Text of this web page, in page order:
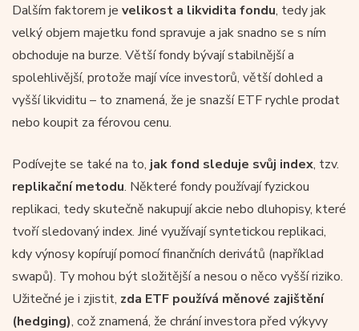
Dalším faktorem je velikost a likvidita fondu, tedy jak
velký objem majetku fond spravuje a jak snadno se s ním
obchoduje na burze. Větší fondy bývají stabilnější a
spolehlivější, protože mají více investorů, větší dohled a
vyšší likviditu – to znamená, že je snazší ETF rychle prodat
nebo koupit za férovou cenu.
Podívejte se také na to, jak fond sleduje svůj index, tzv.
replikační metodu. Některé fondy používají fyzickou
replikaci, tedy skutečně nakupují akcie nebo dluhopisy, které
tvoří sledovaný index. Jiné využívají syntetickou replikaci,
kdy výnosy kopírují pomocí finančních derivátů (například
swapů). Ty mohou být složitější a nesou o něco vyšší riziko.
Užitečné je i zjistit, zda ETF používá měnové zajištění
(hedging), což znamená, že chrání investora před výkyvy